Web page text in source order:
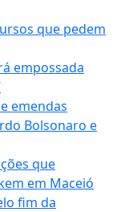
que pedem
empossada
emendas
Bolsonaro e
que
em Maceió
fim da